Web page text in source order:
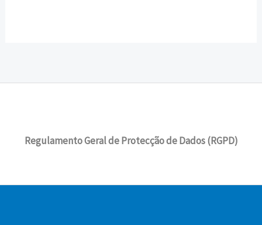
Regulamento Geral de Protecção de Dados (RGPD)